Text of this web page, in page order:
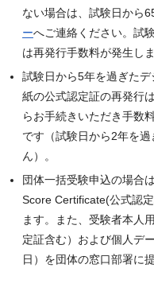
ない場合は、試験日から
ーへご連絡ください。試
は再発行手数料が発生しま
試験日から5年を過ぎたデ
紙の公式認定証の再発行
らお手続きいただき手数
です（試験日から2年を
ん）。
団体一括受験申込の場合
Score Certificate(公式認
ます。また、受験者本人
定証含む）および個人デ
日）を団体の窓口部署に